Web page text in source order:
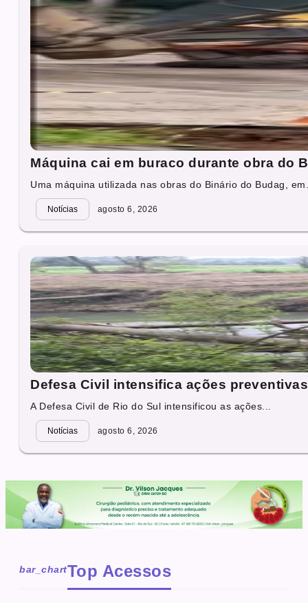
Máquina cai em buraco durante obra do
Uma máquina utilizada nas obras do Binário do Budag,
Notícias agosto 6, 2026
Defesa Civil intensifica ações
A Defesa Civil de Rio do Sul intensificou as ações...
Notícias agosto 6, 2026
bar_chartTop Acessos